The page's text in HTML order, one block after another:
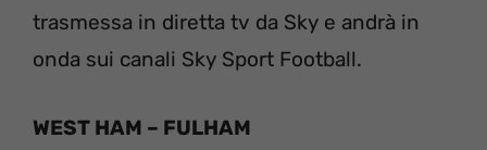
trasmessa in diretta tv da Sky e andrà in
onda sui canali Sky Sport Football.
WEST HAM – FULHAM